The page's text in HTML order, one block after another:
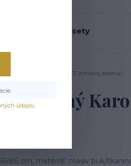
Jedálenské sety
Karo 4 - MONOLITH 37 (tmavo zelená)
cm, materiál: masív buk/
údajov.